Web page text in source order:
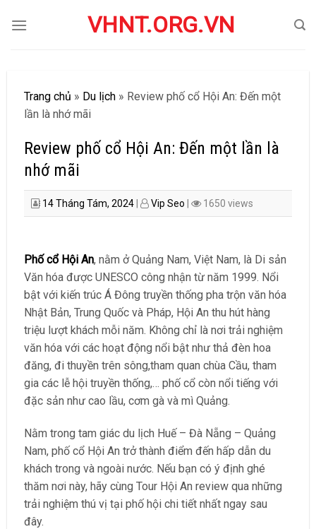
VHNT.ORG.VN
Trang chủ » Du lịch» Review phố cổ Hội An: Đến một
lần là nhớ mãi
Review phố cổ Hội An: Đến một lần là
nhớ mãi
14 Tháng Tám, 2024| Vip Seo 1650 views
Phố cổ Hội An, nằm ở Quảng Nam, Việt Nam, là Di sản
Văn hóa được UNESCO công nhận từ năm 1999. Nổi
bật với kiến trúc Á Đông truyền thống pha trộn văn hóa
Nhật Bản, Trung Quốc và Pháp, Hội An thu hút hàng
triệu lượt khách mỗi năm. Không chỉ là nơi trải nghiệm
văn hóa với các hoạt động nổi bật như thả đèn hoa
đăng, đi thuyền trên sông,tham quan chùa Cầu, tham
gia các lễ hội truyền thống,… phố cổ còn nổi tiếng với
đặc sản như cao lầu, cơm gà và mì Quảng.
Nằm trong tam giác du lịch Huế – Đà Nẵng – Quảng
Nam, phố cổ Hội An trở thành điểm đến hấp dẫn du
khách trong và ngoài nước. Nếu bạn có ý định ghé
thăm nơi này, hãy cùng Tour Hội An review qua những
trải nghiệm thú vị tại phố hội chi tiết nhất ngay sau
đây.